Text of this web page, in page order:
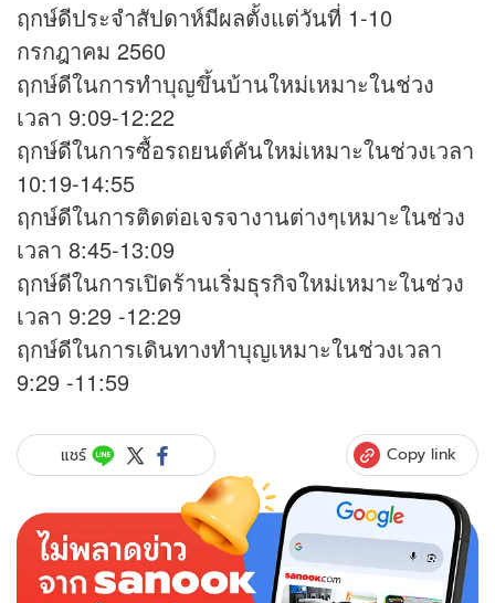
ฤกษ์ดีประจำสัปดาห์มีผลตั้งแต่วันที่ 1-10
กรกฎาคม 2560
ฤกษ์ดีในการทำบุญขึ้นบ้านใหม่เหมาะในช่วง
เวลา 9:09-12:22
ฤกษ์ดีในการซื้อรถยนต์คันใหม่เหมาะในช่วงเวลา
10:19-14:55
ฤกษ์ดีในการติดต่อเจรจางานต่างๆเหมาะในช่วง
เวลา 8:45-13:09
ฤกษ์ดีในการเปิดร้านเริ่มธุรกิจใหม่เหมาะในช่วง
เวลา 9:29 -12:29
ฤกษ์ดีในการเดินทางทำบุญเหมาะในช่วงเวลา
9:29 -11:59
แชร์ Copy link